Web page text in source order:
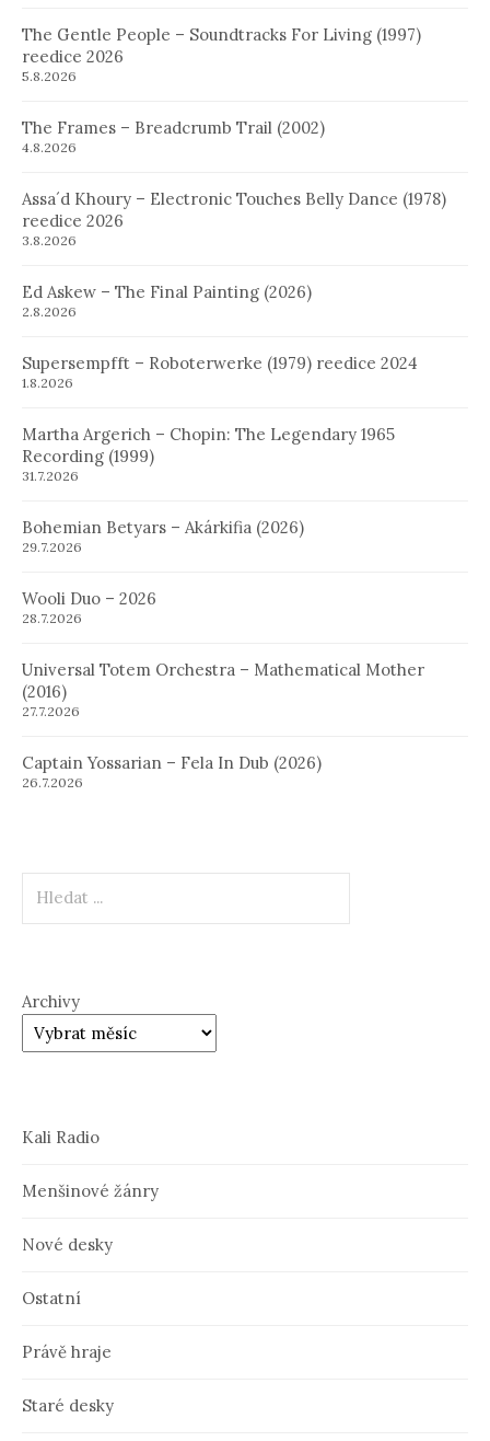
The Gentle People – Soundtracks For Living (1997)
reedice 2026
5.8.2026
The Frames – Breadcrumb Trail (2002)
4.8.2026
Assa´d Khoury – Electronic Touches Belly Dance (1978)
reedice 2026
3.8.2026
Ed Askew – The Final Painting (2026)
2.8.2026
Supersempfft – Roboterwerke (1979) reedice 2024
1.8.2026
Martha Argerich – Chopin: The Legendary 1965
Recording (1999)
31.7.2026
Bohemian Betyars – Akárkifia (2026)
29.7.2026
Wooli Duo – 2026
28.7.2026
Universal Totem Orchestra – Mathematical Mother
(2016)
27.7.2026
Captain Yossarian – Fela In Dub (2026)
26.7.2026
Archivy
Kali Radio
Menšinové žánry
Nové desky
Ostatní
Právě hraje
Staré desky